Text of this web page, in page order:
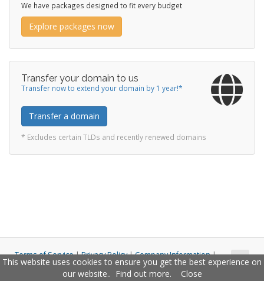
This website uses cookies to ensure you get the best experience on
our website.. Find out more. Close
We have packages designed to fit every budget
Explore packages now
Transfer your domain to us
Transfer now to extend your domain by 1 year!*
Transfer a domain
* Excludes certain TLDs and recently renewed domains
Terms of Service|Privacy Policy|Company Information|
Copyright © 2011 - 2026 Closco Ltd. All Rights Reserved.